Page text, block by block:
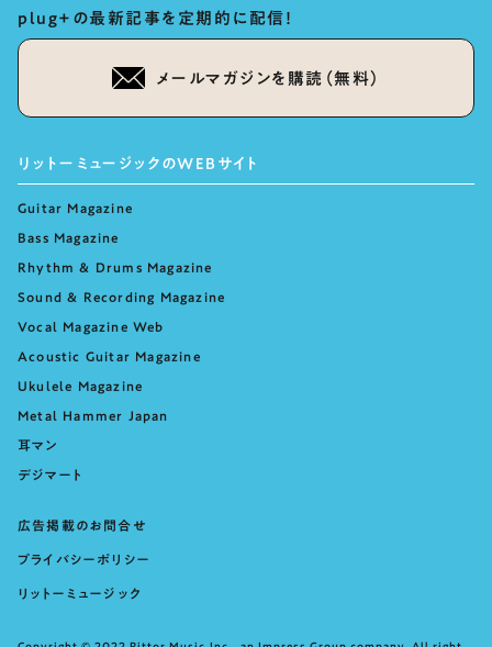
plug+の最新記事を定期的に配信！
メールマガジンを購読（無料）
リットーミュージックのWEBサイト
Guitar Magazine
Bass Magazine
Rhythm & Drums Magazine
Sound & Recording Magazine
Vocal Magazine Web
Acoustic Guitar Magazine
Ukulele Magazine
Metal Hammer Japan
耳マン
デジマート
広告掲載のお問合せ
プライバシーポリシー
リットーミュージック